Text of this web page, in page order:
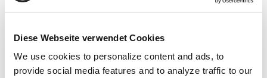
Diese Webseite verwendet Cookies
We use cookies to personalize content and ads, to
provide social media features and to analyze traffic to our
Architekturkontext
Kim LeRoux(Architektin BDA
& Partnerin bei LXSY)